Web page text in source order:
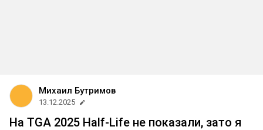
Михаил Бутримов
13.12.2025
На TGA 2025 Half-Life не показали, зато я